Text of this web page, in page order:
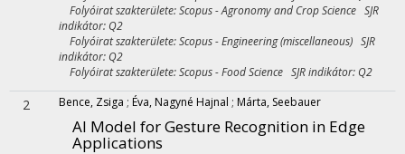
Folyóirat szakterülete: Scopus - Agronomy and Crop Science SJR
indikátor: Q2
Folyóirat szakterülete: Scopus - Engineering (miscellaneous) SJR
indikátor: Q2
Folyóirat szakterülete: Scopus - Food Science SJR indikátor: Q2
2 Bence, Zsiga ; Éva, Nagyné Hajnal ; Márta, Seebauer
AI Model for Gesture Recognition in Edge
Applications